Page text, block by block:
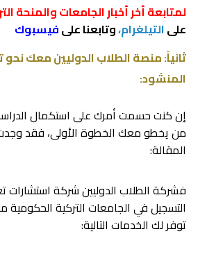
لمتابعة أخر أخبار الجامعات والمنحة
علىالتيلغرام،وتابعنا علىفيسبوك
ثانياً: منصة الطلاب الدوليين معك
المنشود:
إن كنت حسمت أمرك على استكمال
من يخطو معك الخطوة الأولى، فقد
المقالة:
فشركة الطلاب الدوليين شركة استشارات
التسجيل في الجامعات التركية الحكومية
توفر لك الخدمات التالية: